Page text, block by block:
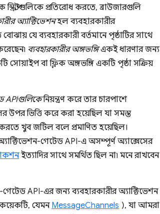
প্রতিরোধ করতে, ব্রাউজারগুলি
অ্যাক্টিভেশনহল ব্যবহারকারীর
যে ব্যবহারকারী বর্তমানে পৃষ্ঠাটির সাথে
ব্যবহারকারীর অঙ্গভঙ্গিএকই ধারণার জন্য
সোয়াইপ বা ফ্লিক অঙ্গভঙ্গি একটি পৃষ্ঠা সক্রিয়
APIগুলিকেনিয়ন্ত্রণ করে তার চারপাশে
উপর ভিত্তি করে করা হয়েছিল যা সমস্ত
খুব জটিল বলে প্রমাণিত হয়েছিল।
গেটেড API-এ অসম্পূর্ণ অ্যাক্সেসের
ইত্যাদির সাথে সমর্থিত ছিল না৷ মনে রাখবেন
API-এর জন্য ব্যবহারকারীর অ্যাক্টিভেশন
যেমন MessageChannels ), যা আমরা